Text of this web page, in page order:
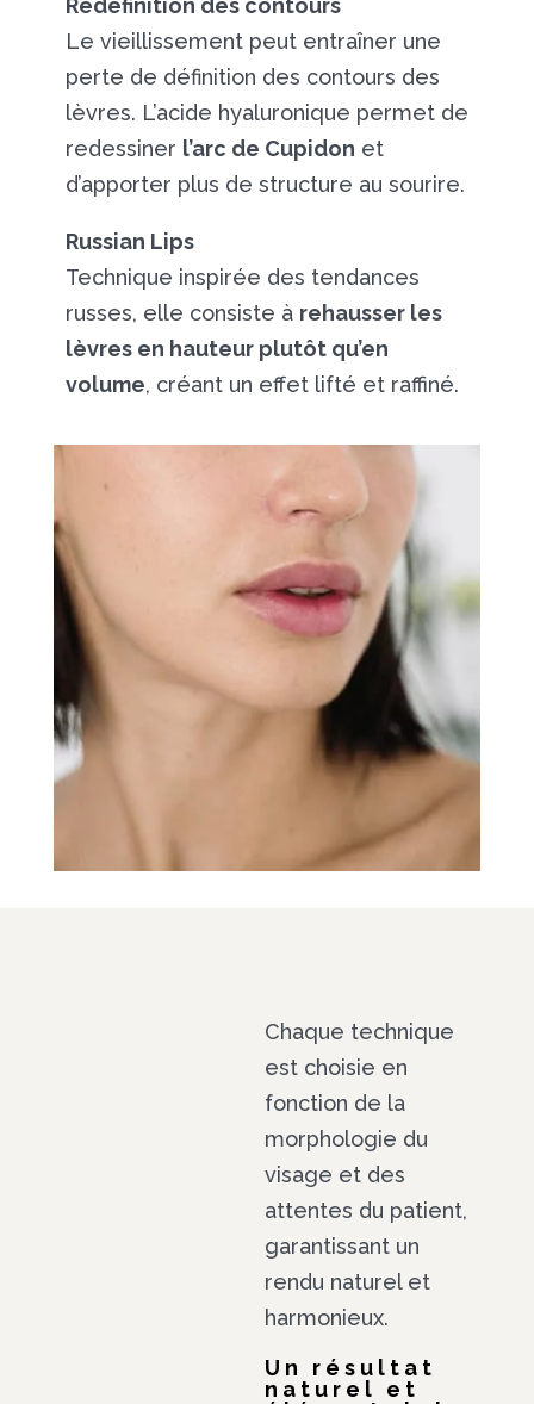
Redéfinition des contours
Le vieillissement peut entraîner une
perte de définition des contours des
lèvres. L’acide hyaluronique permet de
redessiner l’arc de Cupidon et
d’apporter plus de structure au sourire.
Russian Lips
Technique inspirée des tendances
russes, elle consiste à rehausser les
lèvres en hauteur plutôt qu’en
volume, créant un effet lifté et raffiné.
Chaque technique
est choisie en
fonction de la
morphologie du
visage et des
attentes du patient,
garantissant un
rendu naturel et
harmonieux.
Un résultat
naturel et